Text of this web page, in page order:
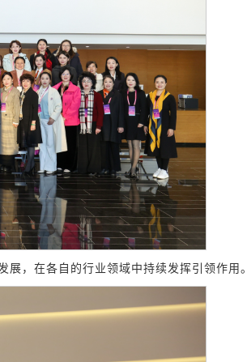
，在各自的行业领域中持续发挥引领作用。